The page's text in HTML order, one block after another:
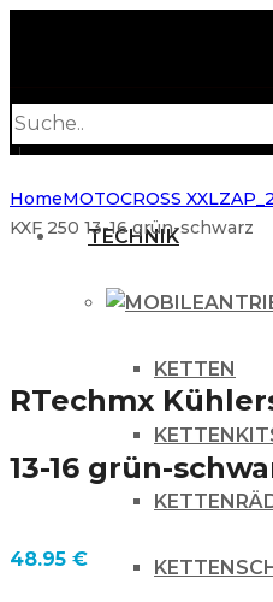
search
TECHNIK
KETTEN
HomeMOTOCROSS XXL
KXF 250 13-16 grün-schwarz
RTechmx
13-16 grün-
48.95 €